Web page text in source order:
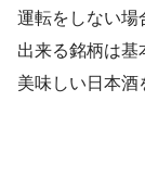
運転をしない場
出来る銘柄は基
美味しい日本酒